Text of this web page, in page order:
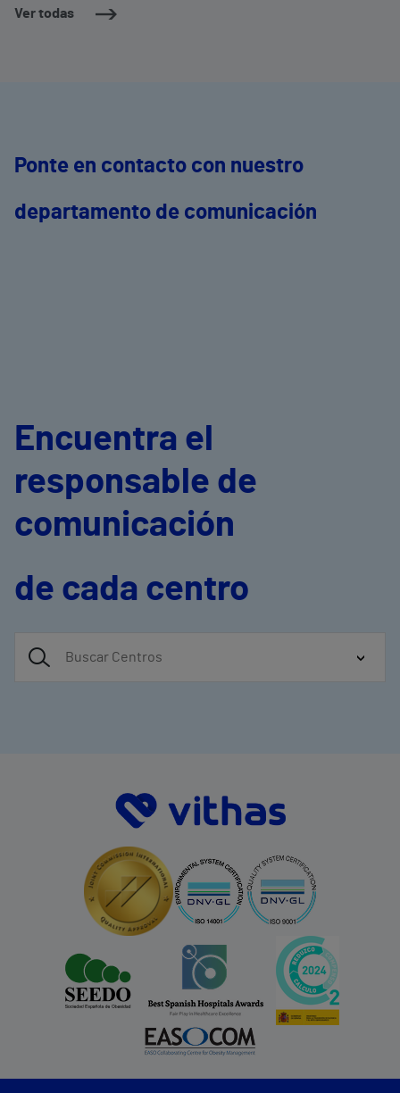
Ver todas
Ponte en contacto con nuestro
departamento de comunicación
Encuentra el
responsable de
comunicación
de cada centro